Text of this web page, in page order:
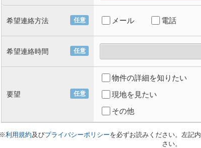
任意
希望連絡方法 メール 電話
任意
希望連絡時間
任意
要望
物件の詳細を知りたい
現地を見たい
その他
※利用規約及びプライバシーポリシーを必ずお読みください。左記
さい。